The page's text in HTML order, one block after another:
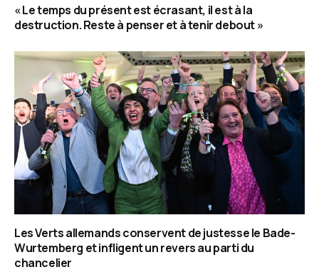
« Le temps du présent est écrasant, il est à la
destruction. Reste à penser et à tenir debout »
Les Verts allemands conservent de justesse le Bade-
Wurtemberg et infligent un revers au parti du
chancelier